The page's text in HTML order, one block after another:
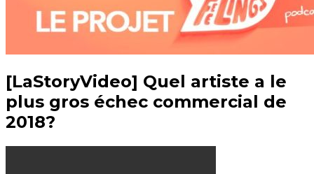
[LaStoryVideo] Quel artiste a le
plus gros échec commercial de
2018?